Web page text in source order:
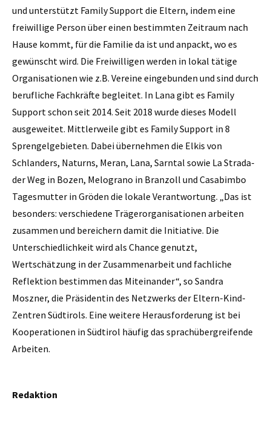
und unterstützt Family Support die Eltern, indem eine
freiwillige Person über einen bestimmten Zeitraum nach
Hause kommt, für die Familie da ist und anpackt, wo es
gewünscht wird. Die Freiwilligen werden in lokal tätige
Organisationen wie z.B. Vereine eingebunden und sind durch
berufliche Fachkräfte begleitet. In Lana gibt es Family
Support schon seit 2014. Seit 2018 wurde dieses Modell
ausgeweitet. Mittlerweile gibt es Family Support in 8
Sprengelgebieten. Dabei übernehmen die Elkis von
Schlanders, Naturns, Meran, Lana, Sarntal sowie La Strada-
der Weg in Bozen, Melograno in Branzoll und Casabimbo
Tagesmutter in Gröden die lokale Verantwortung. „Das ist
besonders: verschiedene Trägerorganisationen arbeiten
zusammen und bereichern damit die Initiative. Die
Unterschiedlichkeit wird als Chance genutzt,
Wertschätzung in der Zusammenarbeit und fachliche
Reflektion bestimmen das Miteinander“, so Sandra
Moszner, die Präsidentin des Netzwerks der Eltern-Kind-
Zentren Südtirols. Eine weitere Herausforderung ist bei
Kooperationen in Südtirol häufig das sprachübergreifende
Arbeiten.
Redaktion